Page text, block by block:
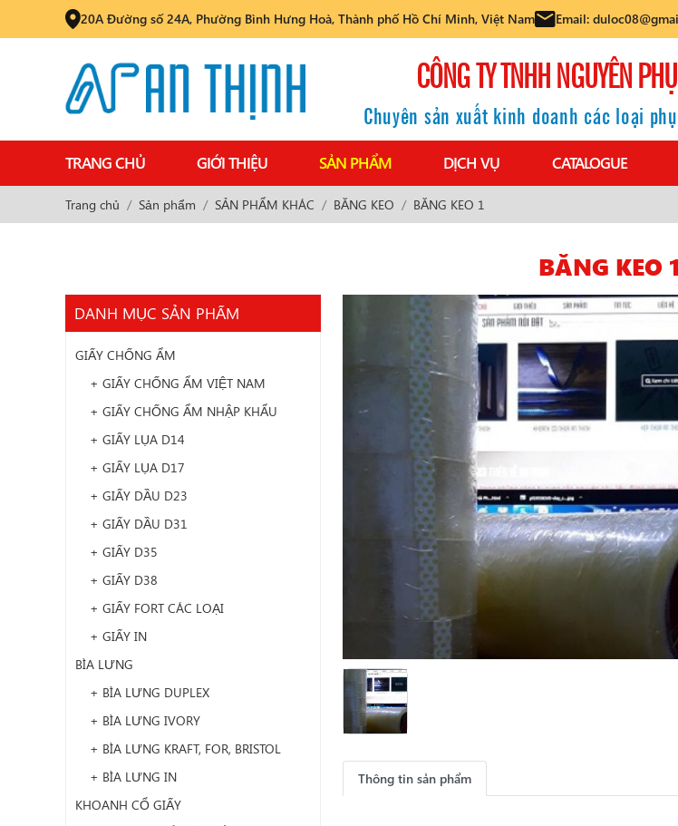
20A Đường số 24A, Phường Bình Hưng Hoà, Thành phố Hồ Chí Minh, Việt Nam Email:
CÔNG TY TNHH NGUYÊN
Chuyên sản xuất kinh doanh các loại
TRANG CHỦ GIỚI THIỆU SẢN PHẨM DỊCH VỤ CATALOGUE
Trang chủ Sản phẩm SẢN PHẨM KHÁC BĂNG KEO BĂNG KEO 1
BĂNG KEO 1
DANH MỤC SẢN PHẨM
GIẤY CHỐNG ẨM
+ GIẤY CHỐNG ẨM VIỆT NAM
+ GIẤY CHỐNG ẨM NHẬP KHẨU
+ GIẤY LỤA D14
+ GIẤY LỤA D17
+ GIẤY DẦU D23
+ GIẤY DẦU D31
+ GIẤY D35
+ GIẤY D38
+ GIẤY FORT CÁC LOẠI
+ GIẤY IN
BÌA LƯNG
+ BÌA LƯNG DUPLEX
+ BÌA LƯNG IVORY
+ BÌA LƯNG KRAFT, FOR, BRISTOL
+ BÌA LƯNG IN
KHOANH CỔ GIẤY
Thông tin sản phẩm